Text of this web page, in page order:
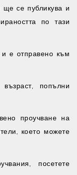
ще се публикува и
по тази
е отправено към
попълни
проучване на
което можете
посетете